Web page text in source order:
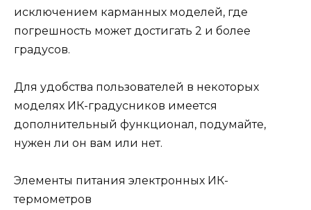
исключением карманных моделей, где
погрешность может достигать 2 и более
градусов.
Для удобства пользователей в некоторых
моделях ИК-градусников имеется
дополнительный функционал, подумайте,
нужен ли он вам или нет.
Элементы питания электронных ИК-
термометров